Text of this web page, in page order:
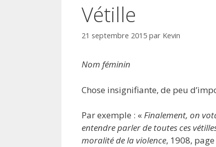
Vétille
21 septembre 2015 par Kevin
Nom féminin
Chose insignifiante, de peu
Par exemple : « Finalement, on
entendre parler de toutes ces
moralité de la violence, 1908,